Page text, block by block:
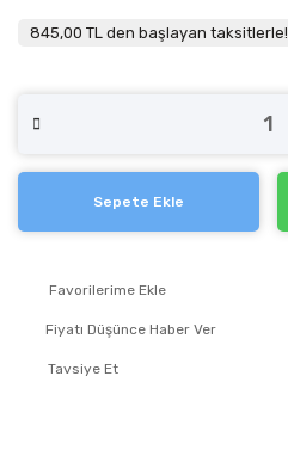
845,00 TL den başlayan taksitlerle!
Sepete Ekle
Fiyatı Düşünce Haber Ver
Tavsiye Et